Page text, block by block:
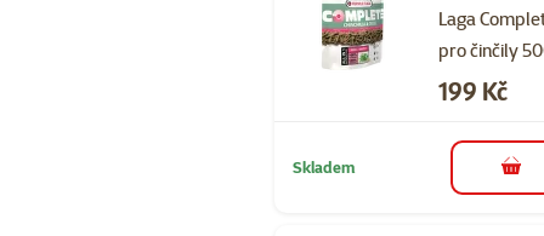
Laga
pro činčily
Cena
199 Kč
Skladem do